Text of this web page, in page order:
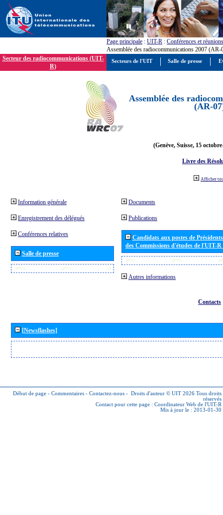
Page principale : UIT-R : Conférences et réunions
Assemblée des radiocommunications 2007 (AR-
Secteur des radiocommunications (UIT-
R)
Assemblée des
(AR-
(Genève, Suisse, 15
Livre des
Afficher
Information générale
Enregistrement des délégués
Conférences relatives
Salle de presse
Documents
Publications
Candidats aux postes de
des Commissions d'études de l'UIT-
Autres informations
Contacts
[Newsflashes]
Début de page - Commentaires - Contactez-nous - Droits d'auteur © UIT 2026 Tous droits
réservés
Contact pour cette page : Coordinateur Web de l'UIT-R
Mis à jour le : 2013-01-30
Secteurs de l'UIT Salle de presse